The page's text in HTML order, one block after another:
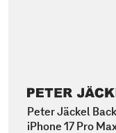
Peter Jäckel
iPhone 17 Pro